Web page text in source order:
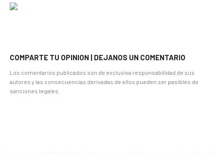
COMPARTE TU OPINION | DEJANOS UN COMENTARIO
Los comentarios publicados son de exclusiva responsabilidad de sus
autores y las consecuencias derivadas de ellos pueden ser pasibles de
sanciones legales.